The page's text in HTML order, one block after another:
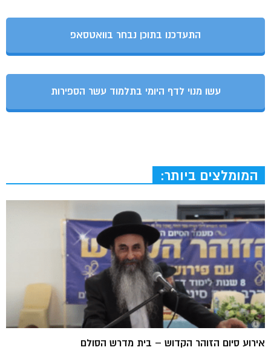
התעדכנו בתוכן נבחר בוואטסאפ
עשו מנוי לדף היומי בתלמוד עשר הספירות
המומלצים ביותר:
אירוע סיום הזוהר הקדוש – בית מדרש הסולם